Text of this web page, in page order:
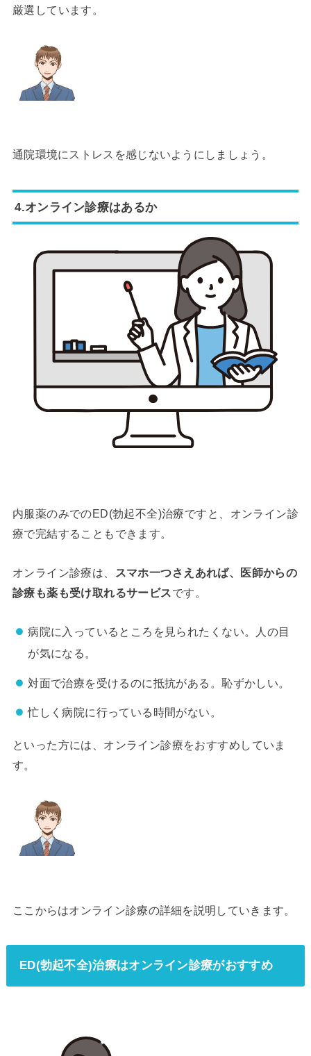
厳選しています。
通院環境にストレスを感じないようにしましょう。
4.オンライン診療はあるか
内服薬のみでのED(勃起不全)治療ですと、オンライン診
療で完結することもできます。
オンライン診療は、
スマホ一つさえあれば、医師からの
診療も薬も受け取れるサービスです。
病院に入っているところを見られたくない。人の目
が気になる。
対面で治療を受けるのに抵抗がある。恥ずかしい。
忙しく病院に行っている時間がない。
といった方には、オンライン診療をおすすめしていま
す。
ここからはオンライン診療の詳細を説明していきます。
ED(勃起不全)治療はオンライン診療がおすすめ